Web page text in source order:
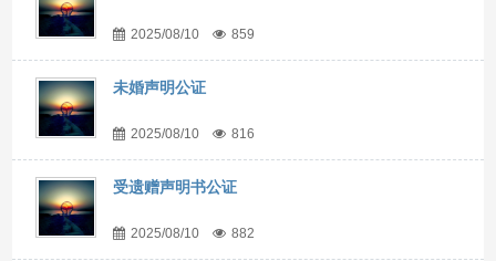
2025/08/10 859
未婚声明公证
2025/08/10 816
受遗赠声明书公证
2025/08/10 882